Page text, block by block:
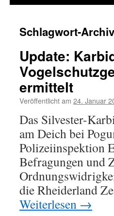
Schlagwort-
Update:
ermittelt
Veröffentlicht am 24. Januar
Das Silvester-
am Deich bei
Polizeiinspektion
Befragungen und
die Rheiderland
Weiterlesen →